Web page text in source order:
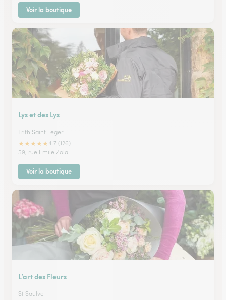
Voir la boutique
Lys et des Lys
Trith Saint Leger
★★★★★4.7 (126)
59, rue Emile Zola
Voir la boutique
L’art des Fleurs
St Saulve